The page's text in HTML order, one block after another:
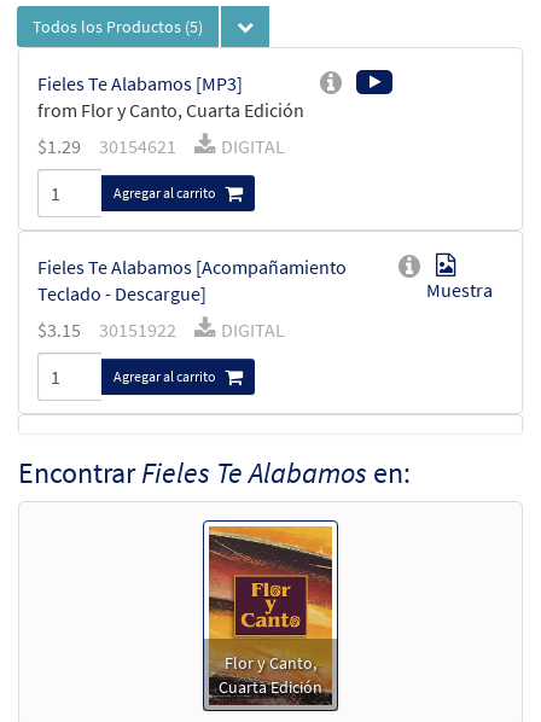
Todos los Productos (5)
Fieles Te Alabamos [MP3]
from Flor y Canto, Cuarta Edición
$1.29 30154621 DIGITAL
Agregar al carrito
Fieles Te Alabamos [Acompañamiento
Teclado - Descargue]
Muestra
$3.15 30151922 DIGITAL
Agregar al carrito
Guitarra - Descargue]
Agregar al carrito
Fieles Te Alabamos [Letra y Acordes –
DIGITAL
EncontrarFieles Te Alabamos en:
Flor y Canto,
Cuarta Edición